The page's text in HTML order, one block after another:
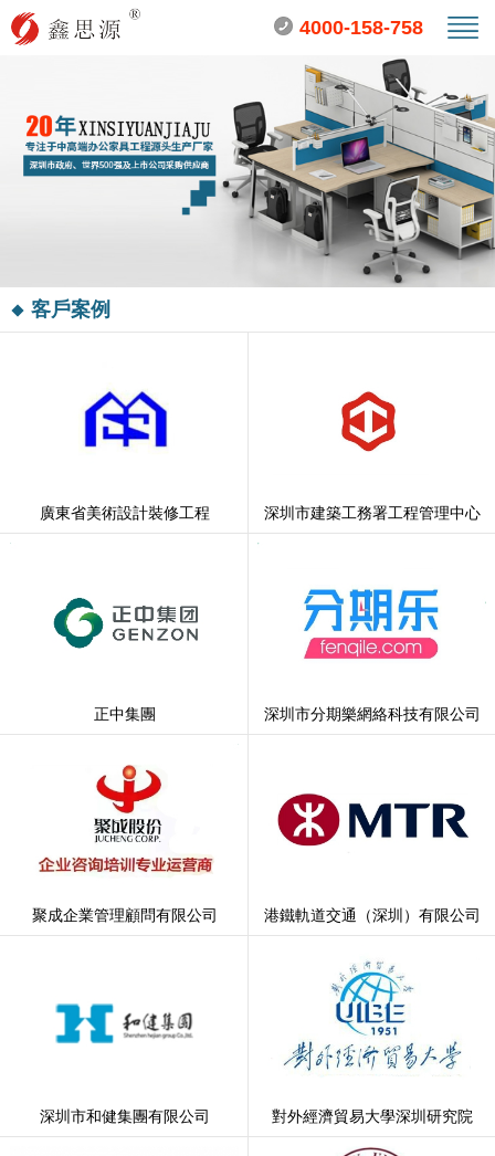
4000-158-758
客戶案例
廣東省美術設計裝修工程 深圳市建築工務署工程管理中心
正中集團 深圳市分期樂網絡科技有限公司
聚成企業管理顧問有限公司 港鐵軌道交通（深圳）有限公司
深圳市和健集團有限公司 對外經濟貿易大學深圳研究院